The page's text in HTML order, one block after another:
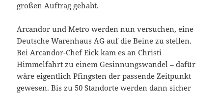
großen Auftrag gehabt.
Arcandor und Metro werden nun versuchen, eine
Deutsche Warenhaus AG auf die Beine zu stellen.
Bei Arcandor-Chef Eick kam es an Christi
Himmelfahrt zu einem Gesinnungswandel – dafür
wäre eigentlich Pfingsten der passende Zeitpunkt
gewesen. Bis zu 50 Standorte werden dann sicher